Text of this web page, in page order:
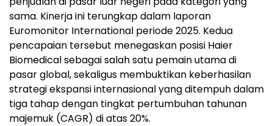
sama. Kinerja ini terungkap dalam laporan
Euromonitor International periode 2025. Kedua
pencapaian tersebut menegaskan posisi Haier
Biomedical sebagai salah satu pemain utama di
pasar global, sekaligus membuktikan keberhasilan
strategi ekspansi internasional yang ditempuh dalam
tiga tahap dengan tingkat pertumbuhan tahunan
majemuk (CAGR) di atas 20%.